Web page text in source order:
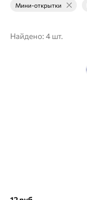
Мини-открытки
Найдено: 4 шт.